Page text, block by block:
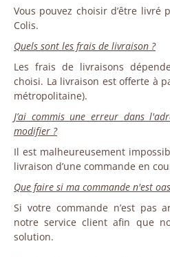
Vous pouvez choisir d’être livré
Colis.
Quels sont les frais de livraison ?
Les frais de livraisons
choisi. La livraison est offerte à
métropolitaine).
J’ai commis une erreur dans
modifier ?
Il est malheureusement
livraison d’une commande en
Que faire si ma commande n'est
Si votre commande n’est pas
notre service client afin que
solution.